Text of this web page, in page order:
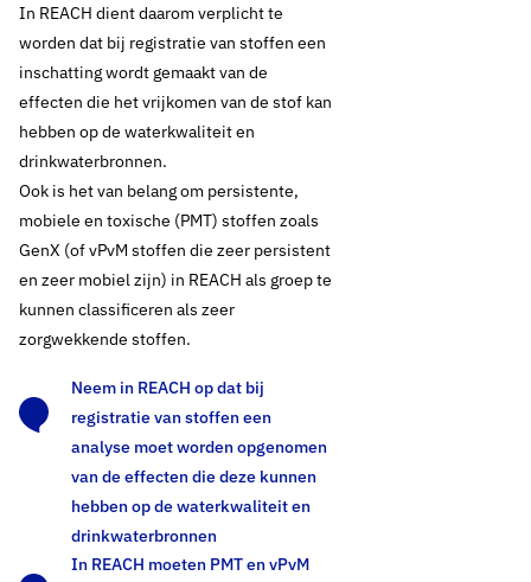
In REACH dient daarom verplicht te
worden dat bij registratie van stoffen een
inschatting wordt gemaakt van de
effecten die het vrijkomen van de stof kan
hebben op de waterkwaliteit en
drinkwaterbronnen.
Ook is het van belang om persistente,
mobiele en toxische (PMT) stoffen zoals
GenX (of vPvM stoffen die zeer persistent
en zeer mobiel zijn) in REACH als groep te
kunnen classificeren als zeer
zorgwekkende stoffen.
Neem in REACH op dat bij
registratie van stoffen een
analyse moet worden opgenomen
van de effecten die deze kunnen
hebben op de waterkwaliteit en
drinkwaterbronnen
In REACH moeten PMT en vPvM